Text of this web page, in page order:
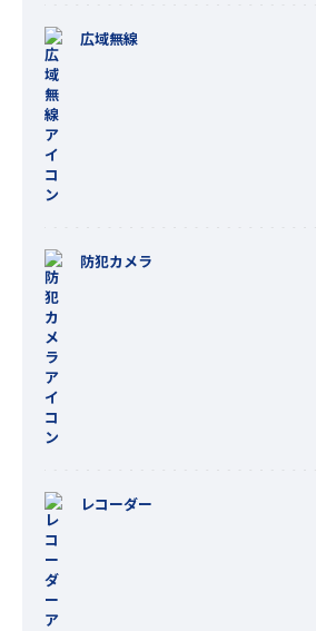
広域無線
防犯カメラ
レコーダー